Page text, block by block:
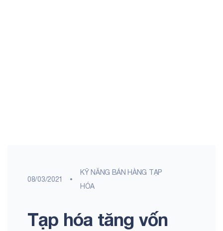
08/03/2021
KỸ NĂNG BÁN HÀNG TẠP
HÓA
Tạp hóa tăng vốn